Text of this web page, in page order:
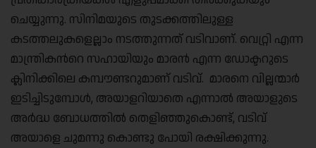
ചെയ്യുന്നു. സിനിമയുടെ തുടക്കത്തിലുള്ള
കടത്തലുകളെല്ലാം നടത്തുന്നത് വടിവാണ്. വെറ്റ്രി എന്ന
മാന്ത്രികന്‍റെ സഹായിയും മാരന്‍ എന്ന ഡോക്ടറുടെ
ക്ലിനിക്കിലെ കമ്പൗണ്ടറുമാണ് വടിവ്. മാരനെ വില്ലന്മാര്‍
ഇടിച്ചിടുമ്പോള്‍, അയാളറിയാതെ എന്നാല്‍ അയാളുടെ
അര്‍ദ്ധ ബോധത്തില്‍ തെളിഞ്ഞുകൊണ്ട്, വടിവ്
അയാളെ ചുമന്നു കൊണ്ടു പോയി രക്ഷിക്കുന്നു.